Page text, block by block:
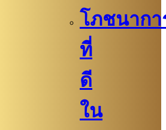
โภชนากา
ที่
ดี
ใน